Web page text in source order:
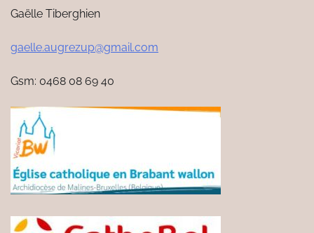
Gaëlle Tiberghien
gaelle.augrezup@gmail.com
Gsm: 0468 08 69 40